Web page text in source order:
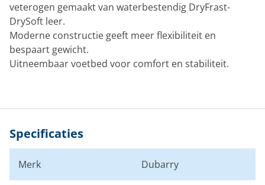
veterogen gemaakt van waterbestendig DryFrast-
DrySoft leer.
Moderne constructie geeft meer flexibiliteit en
bespaart gewicht.
Uitneembaar voetbed voor comfort en stabiliteit.
Specificaties
Merk Dubarry